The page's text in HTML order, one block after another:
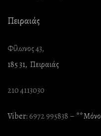
Πειραιάς
Φίλωνος 43,
185 31, Πειραιάς
210 4113030
Viber:6972 995838 – **Mόνο